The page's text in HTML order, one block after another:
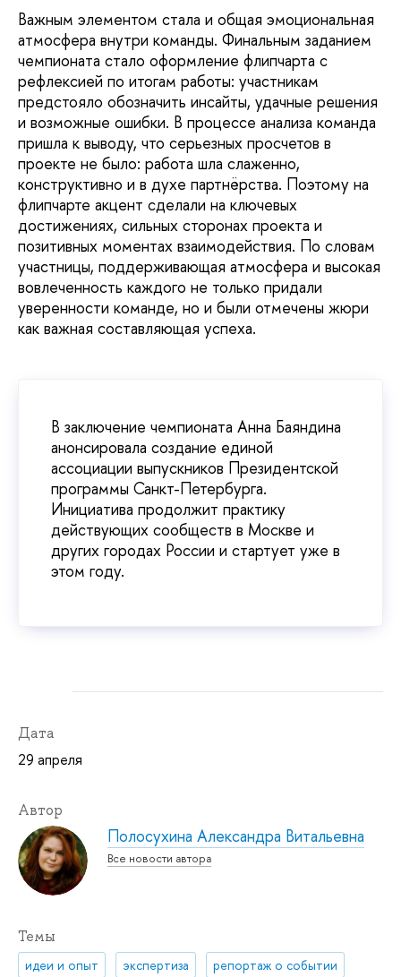
Важным элементом стала и общая эмоциональная
атмосфера внутри команды. Финальным заданием
чемпионата стало оформление флипчарта с
рефлексией по итогам работы: участникам
предстояло обозначить инсайты, удачные решения
и возможные ошибки. В процессе анализа команда
пришла к выводу, что серьезных просчетов в
проекте не было: работа шла слаженно,
конструктивно и в духе партнёрства. Поэтому на
флипчарте акцент сделали на ключевых
достижениях, сильных сторонах проекта и
позитивных моментах взаимодействия. По словам
участницы, поддерживающая атмосфера и высокая
вовлеченность каждого не только придали
уверенности команде, но и были отмечены жюри
как важная составляющая успеха.
В заключение чемпионата Анна Баяндина
анонсировала создание единой
ассоциации выпускников Президентской
программы Санкт-Петербурга.
Инициатива продолжит практику
действующих сообществ в Москве и
других городах России и стартует уже в
этом году.
Дата
29 апреля
Автор
Полосухина Александра Витальевна
Все новости автора
Темы
идеи и опыт экспертиза
репортаж о событии